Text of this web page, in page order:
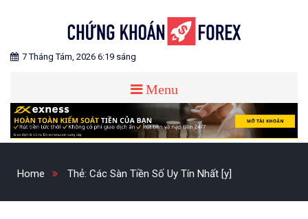
CHỨNG KHOÁN FOREX
Blog chia sẻ về Chứng Khoán và Forex
7 Tháng Tám, 2026 6:19 sáng
Menu
Home Thẻ: Các Sàn Tiền Số Uy Tín Nhất [y]